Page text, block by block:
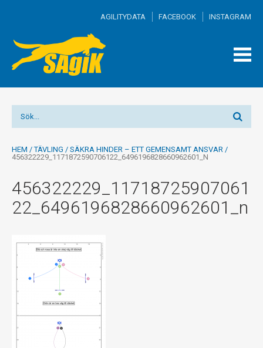
AGILITYDATA FACEBOOK INSTAGRAM
HEM /TÄVLING / SÄKRA HINDER – ETT GEMENSAMT ANSVAR /
456322229_1171872590706122_6496196828660962601_N
456322229_11718725907061
22_6496196828660962601_n